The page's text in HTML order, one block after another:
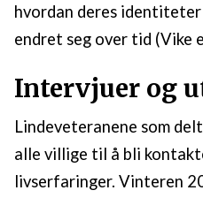
hvordan deres
endret seg over tid (Vike
Intervjuer og
Lindeveteranene som
alle villige til å bli
livserfaringer. Vinteren